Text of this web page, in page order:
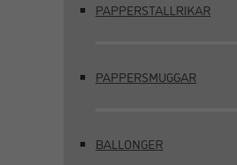
PAPPERSTALLRIKAR
PAPPERSMUGGAR
BALLONGER